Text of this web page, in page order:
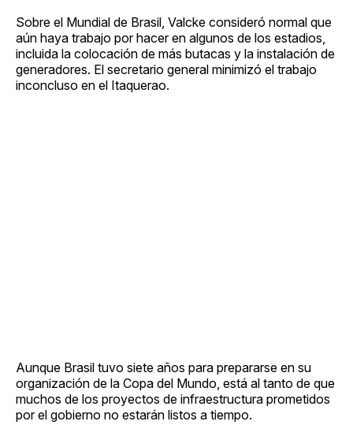
Sobre el Mundial de Brasil, Valcke consideró normal que
aún haya trabajo por hacer en algunos de los estadios,
incluida la colocación de más butacas y la instalación de
generadores. El secretario general minimizó el trabajo
inconcluso en el Itaquerao.
Aunque Brasil tuvo siete años para prepararse en su
organización de la Copa del Mundo, está al tanto de que
muchos de los proyectos de infraestructura prometidos
por el gobierno no estarán listos a tiempo.